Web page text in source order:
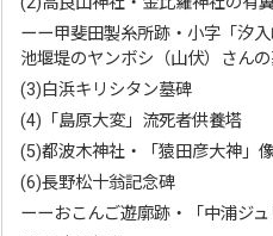
ーー甲斐田製糸所跡・小字「汐
池堰堤のヤンボシ（山伏）さん
(3)白浜キリシタン墓碑
(4)「島原大変」流死者供養塔
(5)都波木神社・「猿田彦大神」
(6)長野松十翁記念碑
ーーおこんご遊廓跡・「中浦ジ